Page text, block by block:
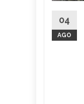
04
AGO